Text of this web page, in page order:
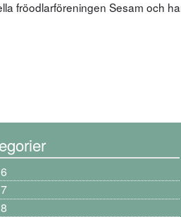
fröodlarföreningen Sesam och